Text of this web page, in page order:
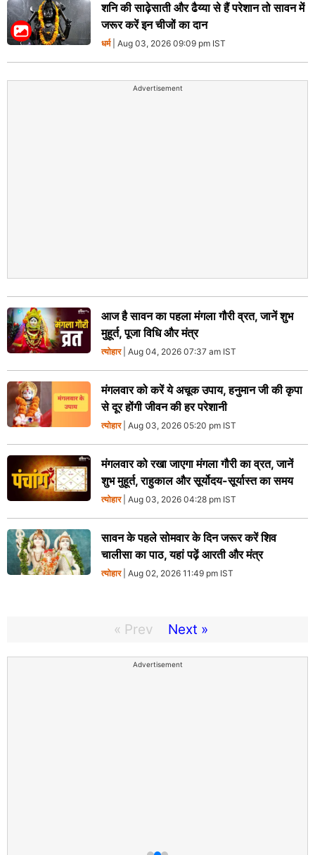
शनि की साढ़ेसाती और ढैय्या से हैं परेशान तो सावन में
जरूर करें इन चीजों का दान
धर्म| Aug 03, 2026 09:09 pm IST
Advertisement
आज है सावन का पहला मंगला गौरी व्रत, जानें शुभ
मुहूर्त, पूजा विधि और मंत्र
त्योहार| Aug 04, 2026 07:37 am IST
मंगलवार को करें ये अचूक उपाय, हनुमान जी की कृपा
से दूर होंगी जीवन की हर परेशानी
त्योहार| Aug 03, 2026 05:20 pm IST
मंगलवार को रखा जाएगा मंगला गौरी का व्रत, जानें
शुभ मुहूर्त, राहुकाल और सूर्योदय-सूर्यास्त का समय
त्योहार| Aug 03, 2026 04:28 pm IST
सावन के पहले सोमवार के दिन जरूर करें शिव
चालीसा का पाठ, यहां पढ़ें आरती और मंत्र
त्योहार| Aug 02, 2026 11:49 pm IST
« Prev Next »
Advertisement